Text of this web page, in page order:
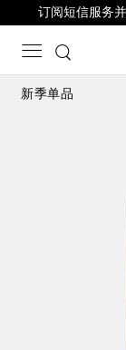
订阅短信服务
新季单品